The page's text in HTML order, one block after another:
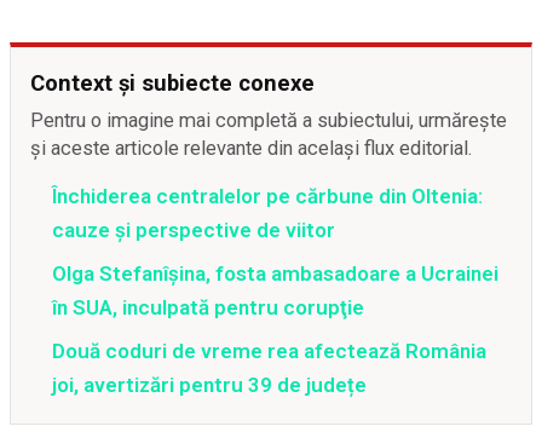
Context și subiecte conexe
Pentru o imagine mai completă a subiectului, urmărește
și aceste articole relevante din același flux editorial.
Închiderea centralelor pe cărbune din Oltenia:
cauze și perspective de viitor
Olga Stefanîşina, fosta ambasadoare a Ucrainei
în SUA, inculpată pentru corupţie
Două coduri de vreme rea afectează România
joi, avertizări pentru 39 de județe